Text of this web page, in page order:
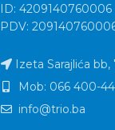
ID: 4209140760006
PDV:
Izeta Sarajlića
Mob: 066 400-
info@trio.ba